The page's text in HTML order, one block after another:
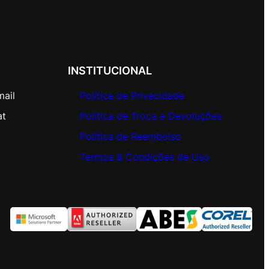
INSTITUCIONAL
Política de Privacidade
Política de Troca e Devoluções
Política de Reembolso
Termos & Condições de Uso